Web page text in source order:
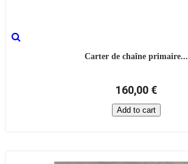
Carter de chaîne primaire...
160,00 €
Add to cart